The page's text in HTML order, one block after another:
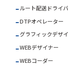
ルート配送ドライ
DTPオペレーター
グラフィックデザ
WEBデザイナー
WEBコーダー